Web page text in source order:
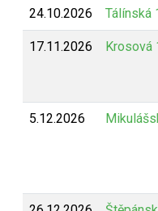
24.10.2026 Tálínská
17.11.2026 Krosová
5.12.2026